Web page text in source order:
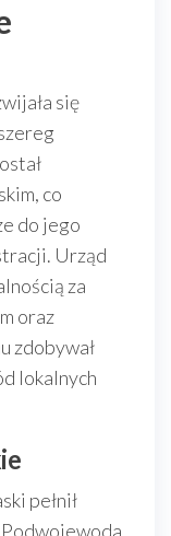
się
co
do jego
Urząd
za
oraz
zdobywał
lokalnych
pełnił